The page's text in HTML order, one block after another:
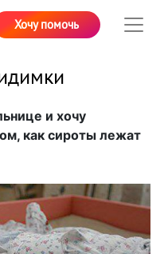
Хочу помочь
и хочу
как сироты лежат